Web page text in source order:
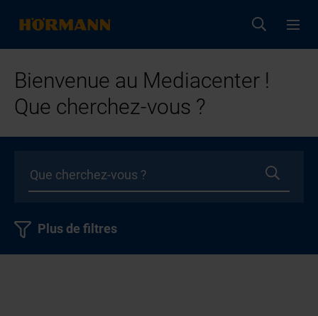
Bienvenue au Mediacenter !
Que cherchez-vous ?
Plus de filtres